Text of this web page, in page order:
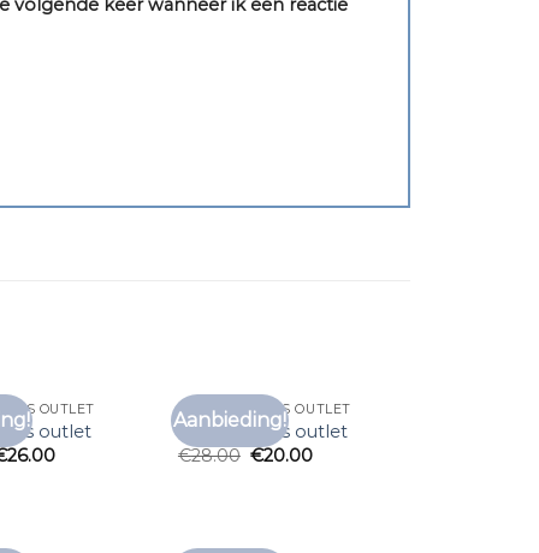
volgende keer wanneer ik een reactie
Toevoegen
aan
OUTLET
outlet
26.00
Aanbieding!
Toevoegen
aan
MERK T SHIRTS OUTLET
merk t shirts outlet
€28.00 €20.00